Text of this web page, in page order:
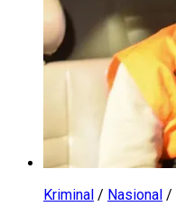
Kriminal / Nasional /